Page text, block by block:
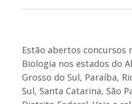
Estão abertos concursos
Biologia nos estados do
Grosso do Sul, Paraíba,
Sul, Santa Catarina, São